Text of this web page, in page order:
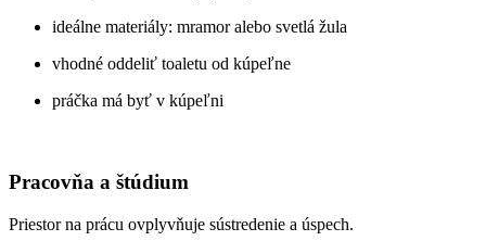
ideálne materiály: mramor alebo svetlá žula
vhodné oddeliť toaletu od kúpeľne
práčka má byť v kúpeľni
Pracovňa a štúdium
Priestor na prácu ovplyvňuje sústredenie a úspech.